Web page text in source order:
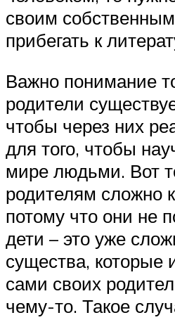
своим
прибегать к
Важно понимание
родители
чтобы через них
для того, чтобы
мире людьми. Вот
родителям сложно
потому что они не
дети – это уже
существа, которые
сами своих
чему-то. Такое